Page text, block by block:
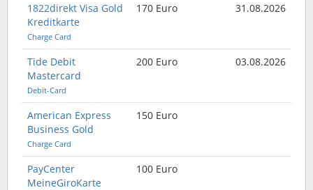
1822direkt Visa Gold
Kreditkarte
Charge Card
170 Euro 31.08.2026
Tide Debit
Mastercard
Debit-Card
200 Euro 03.08.2026
American Express
Business Gold
Charge Card
150 Euro
PayCenter
MeineGiroKarte
100 Euro